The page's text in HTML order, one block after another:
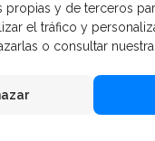
propias y de terceros
el tráfico y
o consultar